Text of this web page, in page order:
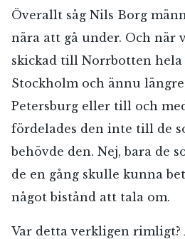
Överallt såg Nils Borg
nära att gå under. Och när
skickad till Norrbotten hela
Stockholm och ännu
Petersburg eller till och
fördelades den inte till de
behövde den. Nej, bara de
de en gång skulle kunna
något bistånd att tala om.
Var detta verkligen rimligt?